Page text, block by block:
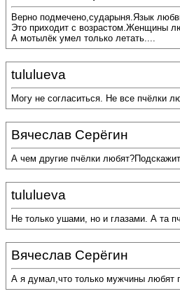
Верно подмечено,сударыня.Язык
Это приходит с возрастом.Женщины
А мотылёк умел только летать....
tululueva
Могу не согласиться. Не все пчёлки
Вячеслав Серёгин
А чем другие пчёлки
tululueva
Не только ушами, но и глазами. А та
Вячеслав Серёгин
А я думал,что только мужчины любят